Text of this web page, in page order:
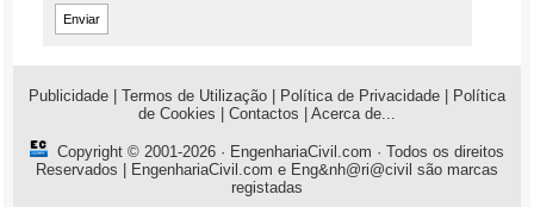
Publicidade Termos de Utilização Política de Privacidade
Política
de Cookies
Contactos Acerca de...
Copyright © 2001-2026 · EngenhariaCivil.com · Todos os direitos
Reservados | EngenhariaCivil.com e Eng&nh@ri@civil são marcas
registadas